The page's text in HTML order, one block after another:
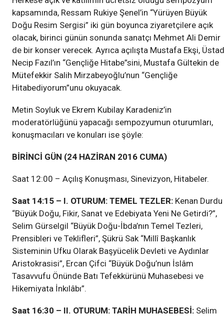
kapsamında, Ressam Rukiye Şenel’in “Yürüyen Büyük
Doğu Resim Sergisi” iki gün boyunca ziyaretçilere açık
olacak, birinci günün sonunda sanatçı Mehmet Ali Demir
de bir konser verecek. Ayrıca açılışta Mustafa Ekşi, Üstad
Necip Fazıl’ın “Gençliğe Hitabe”sini, Mustafa Gültekin de
Mütefekkir Salih Mirzabeyoğlu’nun “Gençliğe
Hitabediyorum”unu okuyacak.
Metin Soyluk ve Ekrem Kubilay Karadeniz’in
moderatörlüğünü yapacağı sempozyumun oturumları,
konuşmacıları ve konuları ise şöyle:
BİRİNCİ GÜN (24 HAZİRAN 2016 CUMA)
Saat 12:00 – Açılış Konuşması, Sinevizyon, Hitabeler.
Saat 14:15 – I. OTURUM: TEMEL TEZLER: Kenan Durdu
“Büyük Doğu, Fikir, Sanat ve Edebiyata Yeni Ne Getirdi?”,
Selim Gürselgil “Büyük Doğu-İbda’nın Temel Tezleri,
Prensibleri ve Teklifleri”, Şükrü Sak “Millî Başkanlık
Sisteminin Ufku Olarak Başyücelik Devleti ve Aydınlar
Aristokrasisi”, Ercan Çifci “Büyük Doğu’nun İslâm
Tasavvufu Önünde Batı Tefekkürünü Muhasebesi ve
Hikemiyata İnkılâbı”.
Saat 16:30 – II. OTURUM: TARİH MUHASEBESİ: Selim